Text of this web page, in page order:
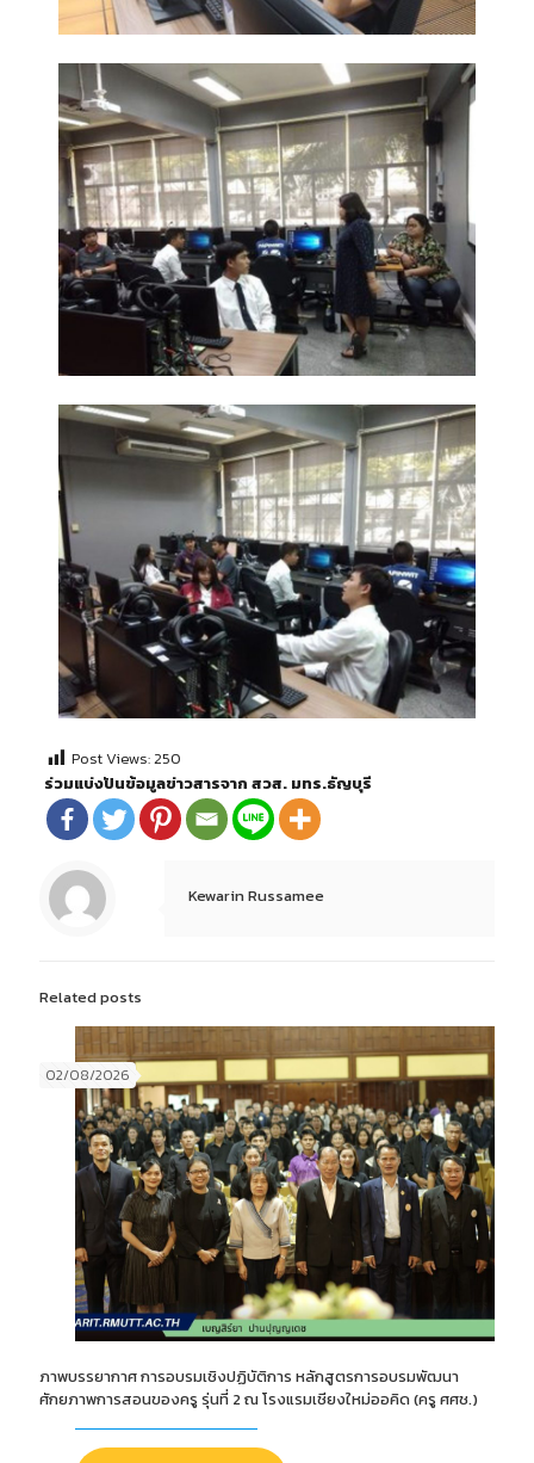
Post Views:250
ร่วมแบ่งปันข้อมูลข่าวสารจาก สวส. มทร.ธัญบุรี
Kewarin Russamee
Related posts
02/08/2026
ภาพบรรยากาศ การอบรมเชิงปฏิบัติการ หลักสูตรการอบรมพัฒนา
ศักยภาพการสอนของครู รุ่นที่ 2 ณ โรงแรมเชียงใหม่ออคิด (ครู ศศช.)